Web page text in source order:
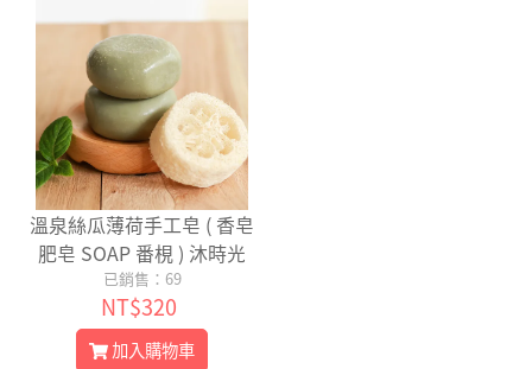
溫泉絲瓜薄荷手工皂 ( 香皂
肥皂 SOAP 番梘 ) 沐時光
已銷售：69
NT$320
加入購物車